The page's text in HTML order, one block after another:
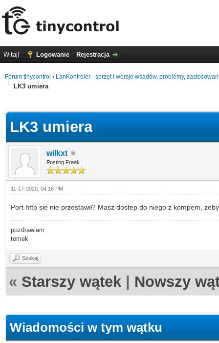
Witaj! Logowanie Rejestracja
Forum tinycontrol › LanKontroler - sprzęt i wersje wsadów, problemy,
LK3 umiera
LK3 umiera
wilkxt
Posting Freak
11-17-2020, 04:16 PM
Port http sie nie przestawił? Masz dostep do niego z kompem,
pozdrawiam
tomek
Szukaj
« Starszy wątek Nowszy
Wiadomości w tym wątku